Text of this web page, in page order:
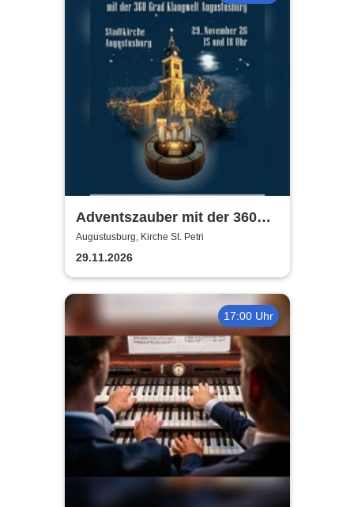
Adventszauber mit der 360
Grad Klangwelt |
Weihnachtskonzert mit der
360-Grad-Orgel
Augustusburg, Kirche St. Petri
29.11.2026
17:00 Uhr